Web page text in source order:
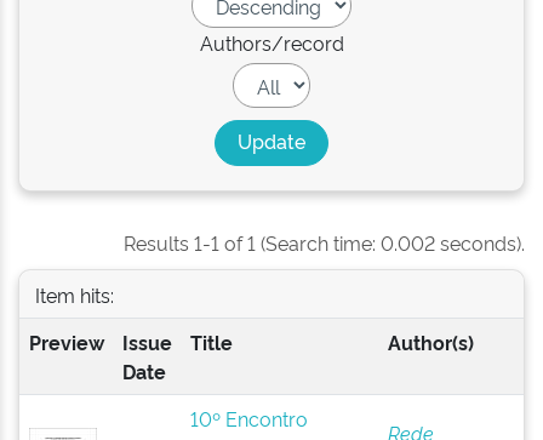
Authors/record
Results 1-1 of 1 (Search time: 0.002 seconds).
Item hits:
Preview
Issue
Date
Title Author(s)
10º Encontro
Rede